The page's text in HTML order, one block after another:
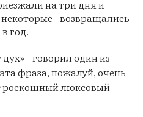
на три дня и
- возвращались
год.
- говорил один из
фраза, пожалуй, очень
роскошный люксовый